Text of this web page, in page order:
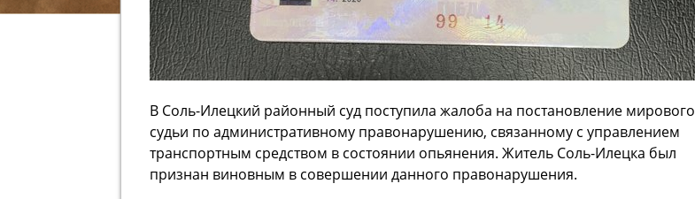
В Соль-Илецкий районный суд поступила жалоба на постановление мирового
судьи по административному правонарушению, связанному с управлением
транспортным средством в состоянии опьянения. Житель Соль-Илецка был
признан виновным в совершении данного правонарушения.